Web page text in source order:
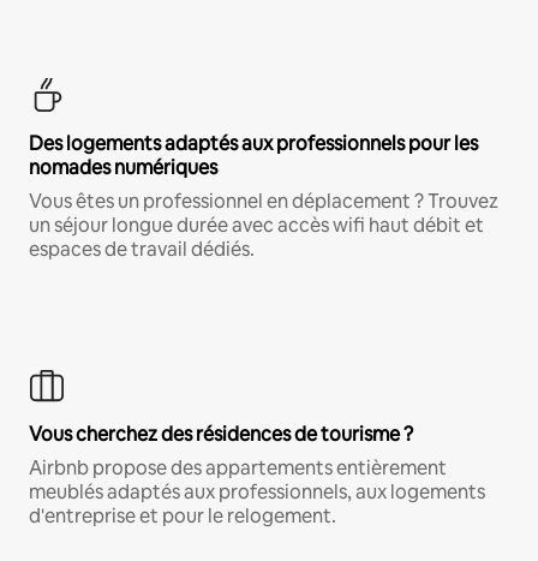
Des logements adaptés aux professionnels pour les
nomades numériques
Vous êtes un professionnel en déplacement ? Trouvez
un séjour longue durée avec accès wifi haut débit et
espaces de travail dédiés.
Vous cherchez des résidences de tourisme ?
Airbnb propose des appartements entièrement
meublés adaptés aux professionnels, aux logements
d'entreprise et pour le relogement.